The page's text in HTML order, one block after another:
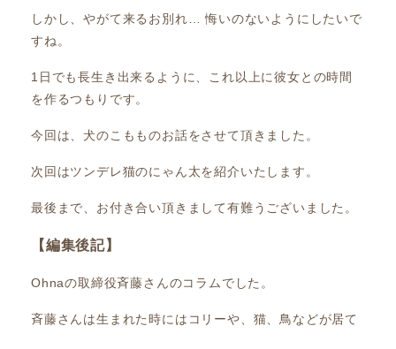
しかし、やがて来るお別れ… 悔いのないようにしたいで
すね。
1日でも長生き出来るように、これ以上に彼女との時間
を作るつもりです。
今回は、犬のこもものお話をさせて頂きました。
次回はツンデレ猫のにゃん太を紹介いたします。
最後まで、お付き合い頂きまして有難うございました。
【編集後記】
Ohnaの取締役斉藤さんのコラムでした。
斉藤さんは生まれた時にはコリーや、猫、鳥などが居て